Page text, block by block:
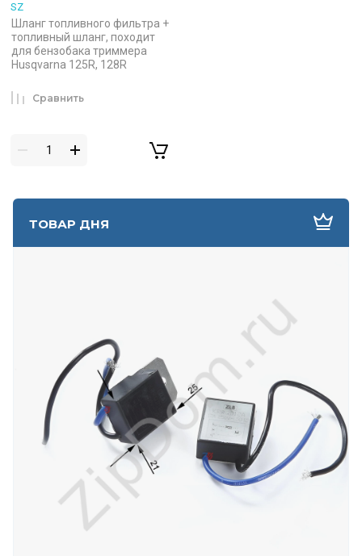
ТОВАР ДНЯ
SZ
Шланг топливного фильтра +
топливный шланг, походит
для бензобака триммера
Husqvarna 125R, 128R
Сравнить